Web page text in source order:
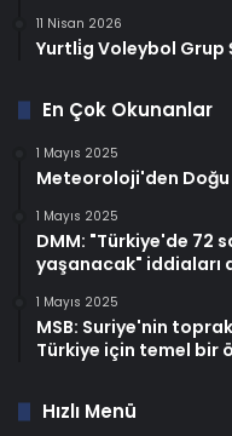
11 Nisan 2026
Yurtli̇g Voleybol Grup
En Çok Okunanlar
1 Mayıs 2025
Meteoroloji'den Doğu
1 Mayıs 2025
DMM: "Türkiye'de 72
yaşanacak" iddiaları
1 Mayıs 2025
MSB: Suriye'nin
Türkiye için temel bir
Hızlı Menü